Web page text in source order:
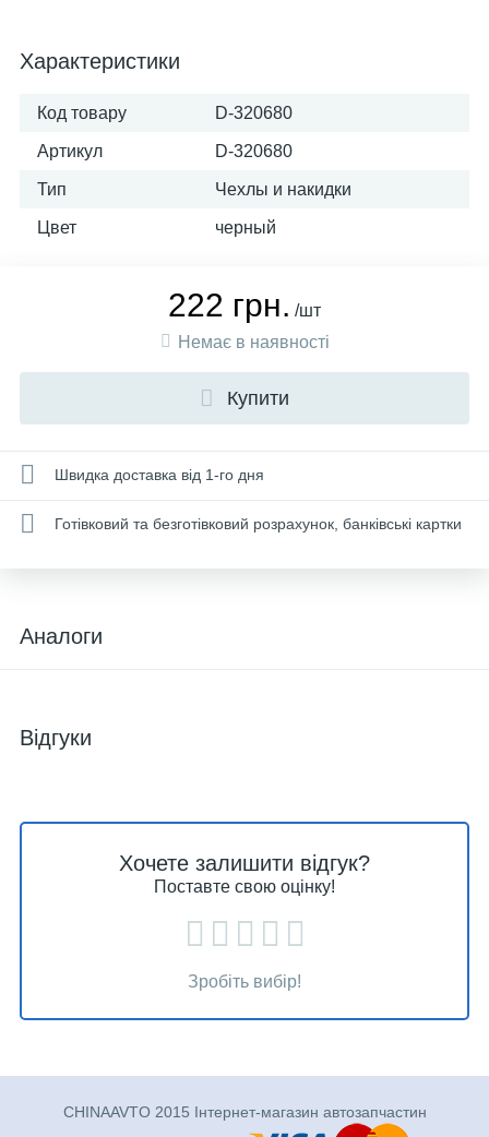
Характеристики
Код товару D-320680
Артикул D-320680
Тип Чехлы и накидки
Цвет черный
222 грн. /шт
Немає в наявності
Купити
Швидка доставка від 1-го дня
Готівковий та безготівковий розрахунок, банківські картки
Аналоги
Відгуки
Хочете залишити відгук?
Поставте свою оцінку!
Зробіть вибір!
CHINAAVTO 2015 Інтернет-магазин автозапчастин